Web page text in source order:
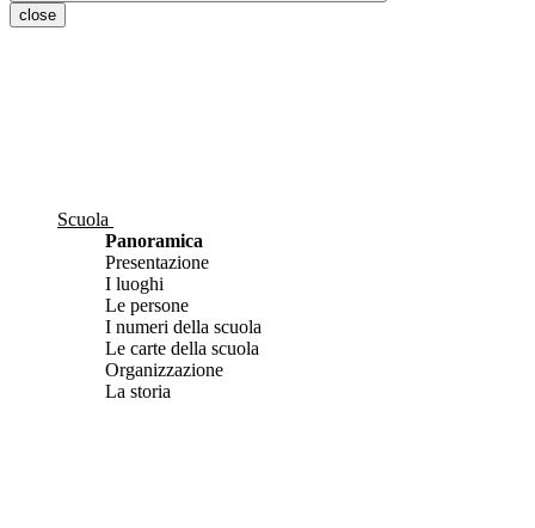
close
Scuola
Panoramica
Presentazione
I luoghi
Le persone
I numeri della scuola
Le carte della scuola
Organizzazione
La storia